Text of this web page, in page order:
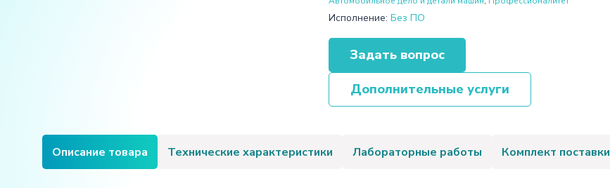
Исполнение: Без ПО
Задать вопрос
Дополнительные услуги
Описание товара Технические характеристики Лабораторные работы Комплект поставки